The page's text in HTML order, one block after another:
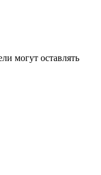
могут оставлять